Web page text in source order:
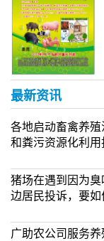
最新资讯
各地启动畜禽养
和粪污资源化利用
猪场在遇到因为
边居民投诉，要如
广助农公司服务